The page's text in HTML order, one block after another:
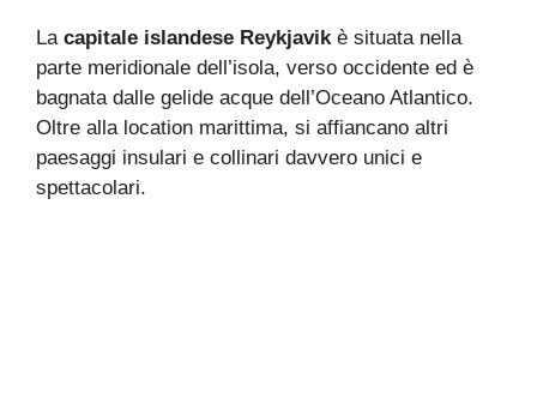
La capitale islandese Reykjavikè situata nella
parte meridionale dell’isola, verso occidente ed è
bagnata dalle gelide acque dell’Oceano Atlantico.
Oltre alla location marittima, si affiancano altri
paesaggi insulari e collinari davvero unici e
spettacolari.